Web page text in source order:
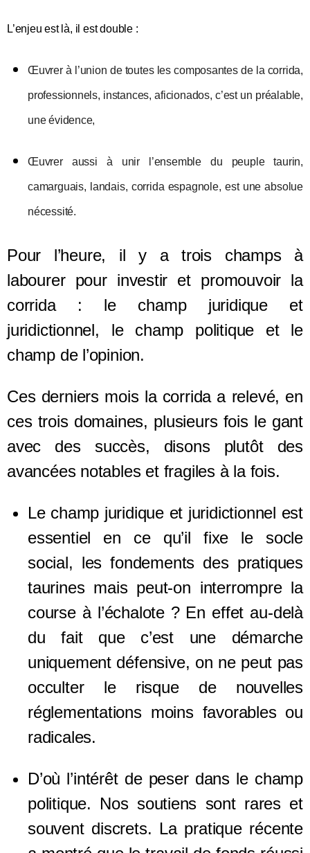
L’enjeu est là, il est double :
Œuvrer à l’union de toutes les composantes de la corrida,
professionnels, instances, aficionados,c’est un préalable,
une évidence,
Œuvreraussi à unir l’ensemble du peuple taurin,
camarguais, landais, corrida espagnole, est uneabsolue
nécessité.
Pour l’heure, il y a trois champs à
labourer pour investir et promouvoir la
corrida : le champ juridique et
juridictionnel, le champ politique et le
champ de l’opinion.
Ces derniers mois la corrida a relevé, en
ces trois domaines, plusieurs fois le gant
avec des succès, disons plutôt des
avancées notables et fragiles à la fois.
Le champ juridique et juridictionnel est
essentiel en ce qu’il fixe le socle
social, les fondements des pratiques
taurines mais peut-on interrompre la
course à l’échalote ? En effet au-delà
du fait que c’est une démarche
uniquement défensive, on ne peut pas
occulter le risque de nouvelles
réglementations moins favorables ou
radicales.
D’où l’intérêt de peser dans le champ
politique. Nos soutiens sont rares et
souvent discrets. La pratique récente